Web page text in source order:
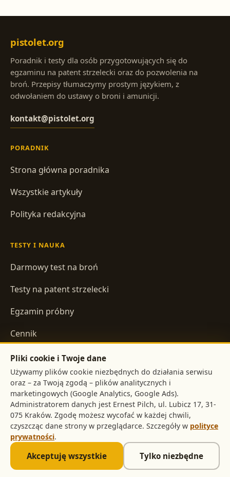
pistolet.org
Poradnik i testy dla osób przygotowujących się do
egzaminu na patent strzelecki oraz do pozwolenia na
broń. Przepisy tłumaczymy prostym językiem, z
odwołaniem do ustawy o broni i amunicji.
kontakt@pistolet.org
PORADNIK
Strona główna poradnika
Wszystkie artykuły
Polityka redakcyjna
TESTY I NAUKA
Darmowy test na broń
Testy na patent strzelecki
Egzamin próbny
Cennik
INFORMACJE
Regulamin
Polityka prywatności
©
. Treści mają charakter informacyjny i nie
stanowią porady prawnej.
Pliki cookie i Twoje dane
Używamy plików cookie niezbędnych do działania serwisu
oraz – za Twoją zgodą – plików analitycznych i
marketingowych (Google Analytics, Google Ads).
Administratorem danych jest
,
. Zgodę możesz wycofać w każdej chwili,
czyszcząc dane strony w przeglądarce. Szczegóły w polityce
prywatności.
Akceptuję wszystkie Tylko niezbędne